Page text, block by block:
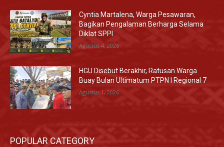
Cyntia Martalena, Warga Pesawaran,
Bagikan Pengalaman Berharga Selama
Diklat SPPI
Agustus 4, 2026
HGU Disebut Berakhir, Ratusan Warga
Buay Bulan Ultimatum PTPN I Regional 7
Agustus 1, 2026
POPULAR CATEGORY